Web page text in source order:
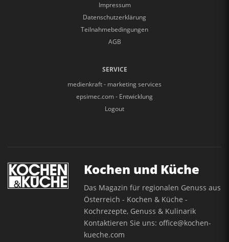
Impressum
Datenschutzerklärung
Teilnahmebedingungen
AGB
SERVICE
medienkraft - marketing services
epsimec.com - Entwicklung
Logout
Kochen und Küche
Das Magazin für regionalen Genuss aus
Österreich - Kochen & Küche -
Kochrezepte, Genuss & Kulinarik
Kontaktieren Sie uns:office@kochen-
kueche.com